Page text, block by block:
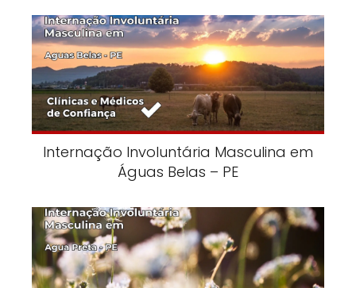
Internação Involuntária Masculina em
Águas Belas – PE